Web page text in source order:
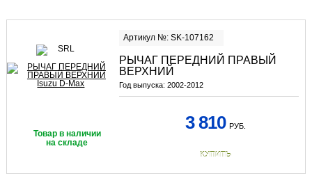
Артикул №: SK-107162
РЫЧАГ ПЕРЕДНИЙ ПРАВЫЙ
ВЕРХНИЙ
Год выпуска: 2002-2012
Товар в наличии
на складе
3 810 РУБ.
КУПИТЬ